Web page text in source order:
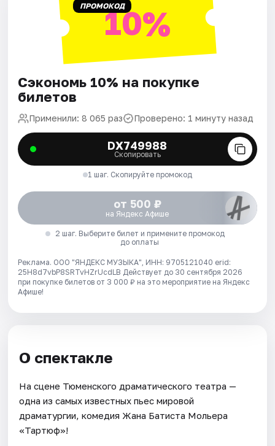
ПРОМОКОД10%
Сэкономь 10% на покупке
билетов
Применили: 8 065 раз Проверено: 1 минуту назад
DX749988
Скопировать
1 шаг. Скопируйте промокод
от 500 ₽
на Яндекс Афише
2 шаг. Выберите билет и примените промокод
до оплаты
Реклама. ООО "ЯНДЕКС МУЗЫКА", ИНН: 9705121040 erid:
25H8d7vbP8SRTvHZrUcdLB Действует до 30 сентября 2026
при покупке билетов от 3 000 ₽ на это мероприятие на Яндекс
Афише!
О спектакле
На сцене Тюменского драматического театра —
одна из самых известных пьес мировой
драматургии, комедия Жана Батиста Мольера
«Тартюф»!